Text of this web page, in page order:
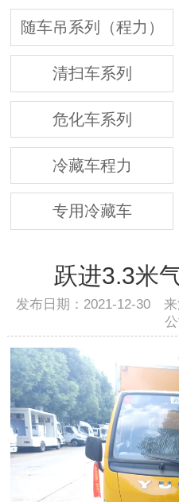
随车吊系列（程力）
清扫车系列
危化车系列
冷藏车程力
专用冷藏车
跃进3.3米
发布日期：2021-12-30
公